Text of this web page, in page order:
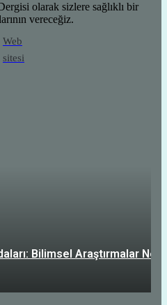
olarak sizlere sağlıklı bir
vereceğiz.
Web
sitesi
Bilimsel Araştırmalar Ne